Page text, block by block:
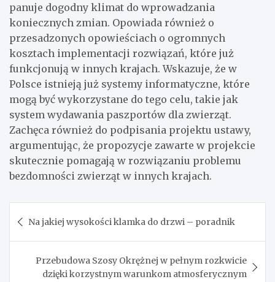
panuje dogodny klimat do wprowadzania
koniecznych zmian. Opowiada również o
przesadzonych opowieściach o ogromnych
kosztach implementacji rozwiązań, które już
funkcjonują w innych krajach. Wskazuje, że w
Polsce istnieją już systemy informatyczne, które
mogą być wykorzystane do tego celu, takie jak
system wydawania paszportów dla zwierząt.
Zachęca również do podpisania projektu ustawy,
argumentując, że propozycje zawarte w projekcie
skutecznie pomagają w rozwiązaniu problemu
bezdomności zwierząt w innych krajach.
wpisu
Na jakiej wysokości klamka do drzwi – poradnik
Przebudowa Szosy Okrężnej w pełnym rozkwicie
dzięki korzystnym warunkom atmosferycznym